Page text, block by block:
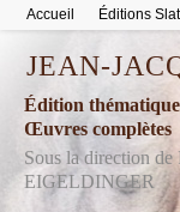
Accueil Éditions
JEAN-
Édition
Œuvres complètes
Sous la direction de
EIGELDINGER